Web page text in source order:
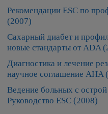
Рекомендации ESC по
(2007)
Сахарный диабет и
новые стандарты от ADA
Диагностика и лечение
научное соглашение AHA
Ведение больных с
Руководство ESC (2008)